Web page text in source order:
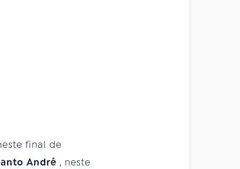
final de
André , neste